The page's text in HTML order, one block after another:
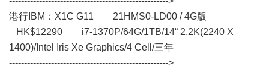
港行IBM：X1C G11 21HMS0-LD00 / 4G版
HK$12290 i7-1370P/64G/1TB/14“ 2.2K(2240 X
1400)/Intel Iris Xe Graphics/4 Cell/三年
----------------------------------------------------->